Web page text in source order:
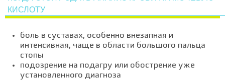
КИСЛОТУ
боль в суставах, особенно внезапная и
интенсивная, чаще в области большого пальца
стопы
подозрение на подагру или обострение уже
установленного диагноза